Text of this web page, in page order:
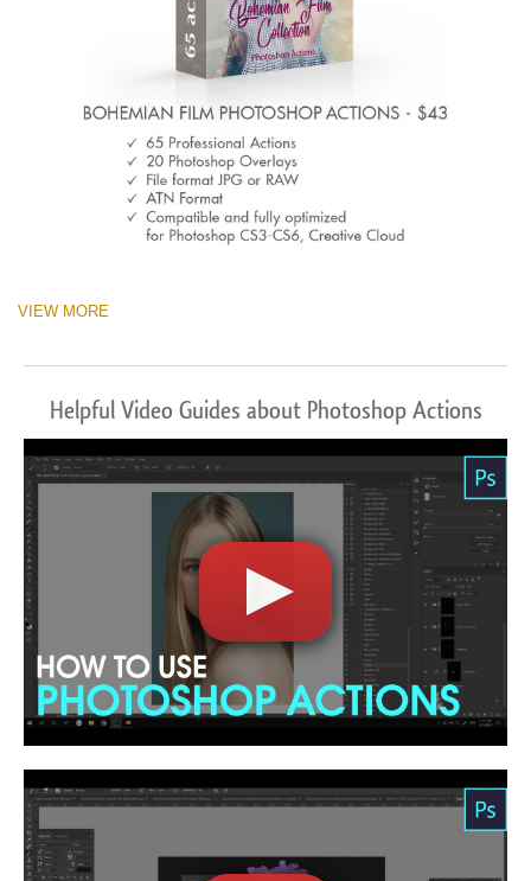
VIEW MORE
Helpful Video Guides about Photoshop Actions